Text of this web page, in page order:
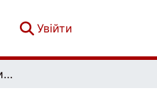
Увійти
Нові медіа: журналістика чи комунікація?